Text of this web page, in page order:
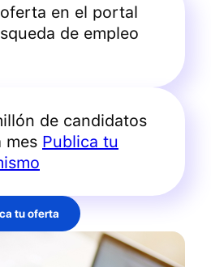
en el portal
de empleo
de candidatos
mes Publica tu
tu oferta